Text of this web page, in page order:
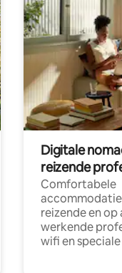
Digitale
reizende
Comfortabele
reizende en op
werkende
wifi en